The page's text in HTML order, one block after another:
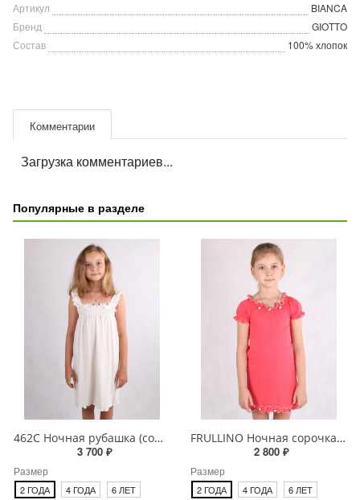
Артикул
BIANCA
Бренд
GIOTTO
Состав
100% хлопок
Комментарии
Загрузка комментариев...
Популярные в разделе
462C Ночная рубашка (сорочка) для девочки
3 700 ₽
Размер
2 ГОДА 4 ГОДА 6 ЛЕТ
FRULLINO Ночная сорочка (рубашка) для девочки
2 800 ₽
Размер
2 ГОДА 4 ГОДА 6 ЛЕТ